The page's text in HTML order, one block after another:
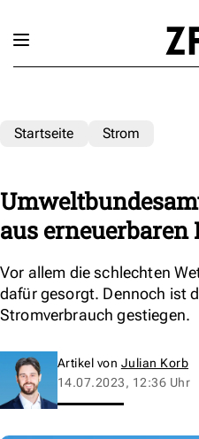
Startseite Strom
aus erneuerbaren
Vor allem die schlechten
dafür gesorgt. Dennoch ist
Stromverbrauch gestiegen.
Artikel von Julian Korb
14.07.2023, 12:36 Uhr